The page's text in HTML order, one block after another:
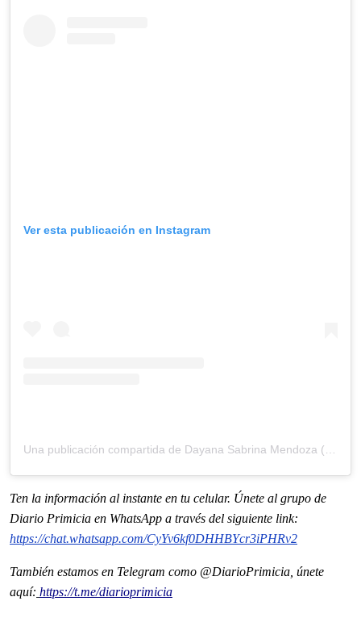
Ver esta publicación en Instagram
Ten la información al instante en tu celular. Únete al grupo de
Diario Primicia en WhatsApp a través del siguiente link:
https://chat.whatsapp.com/CyYv6kf0DHHBYcr3iPHRv2
También estamos en Telegram como @DiarioPrimicia, únete
aquí: https://t.me/diarioprimicia